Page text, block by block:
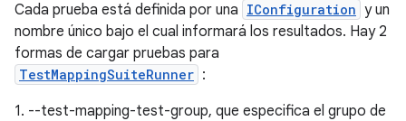
Cada prueba está definida por una IConfiguration y un
nombre único bajo el cual informará los resultados. Hay 2
formas de cargar pruebas para
TestMappingSuiteRunner :
1. --test-mapping-test-group, que especifica el grupo de